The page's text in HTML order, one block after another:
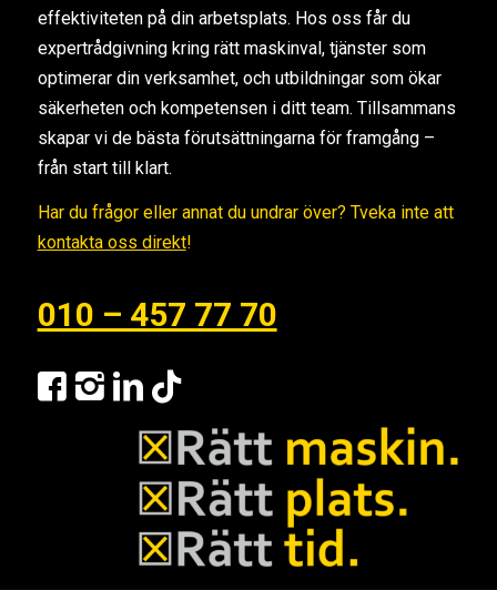
effektiviteten på din arbetsplats. Hos oss får du
expertrådgivning kring rätt maskinval, tjänster som
optimerar din verksamhet, och utbildningar som ökar
säkerheten och kompetensen i ditt team. Tillsammans
skapar vi de bästa förutsättningarna för framgång –
från start till klart.
Har du frågor eller annat du undrar över? Tveka inte att
kontakta oss direkt!
010 – 457 77 70